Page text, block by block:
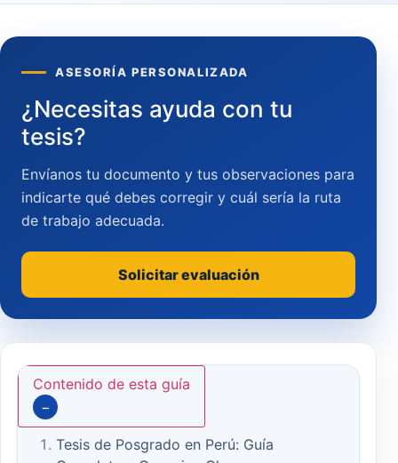
Contenido de esta guía
−
Tesis de Posgrado en Perú: Guía
ASESORÍA PERSONALIZADA
¿Necesitas ayuda con tu
tesis?
Envíanos tu documento y tus observaciones para
indicarte qué debes corregir y cuál sería la ruta
de trabajo adecuada.
Solicitar evaluación